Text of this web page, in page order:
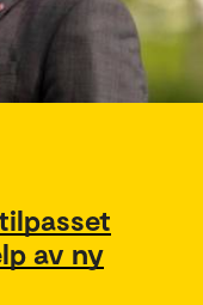
av ny